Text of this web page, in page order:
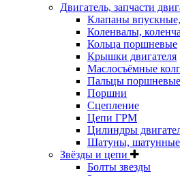
Двигатель, запчасти
Клапаны
Коленвалы,
Кольца поршневые
Крышки двигателя
Маслосъёмные
Пальцы поршневые
Поршни
Сцепление
Цепи ГРМ
Цилиндры
Шатуны, шатунные
Звёзды и цепи
Болты звезды